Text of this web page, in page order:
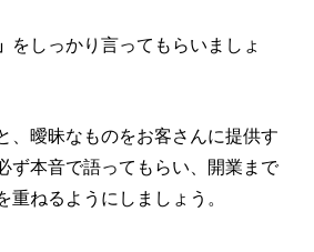
をしっかり言ってもらいましょ
、曖昧なものをお客さんに提供す
ず本音で語ってもらい、開業まで
重ねるようにしましょう。